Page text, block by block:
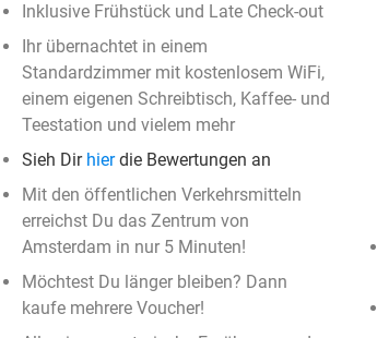
Inklusive Frühstück und Late Check-out
Ihr übernachtet in einem
Standardzimmer mit kostenlosem WiFi,
einem eigenen Schreibtisch, Kaffee- und
Teestation und vielem mehr
Sieh Dir hierdie Bewertungen an
Mit den öffentlichen Verkehrsmitteln
erreichst Du das Zentrum von
Amsterdam in nur 5 Minuten!
Möchtest Du länger bleiben? Dann
kaufe mehrere Voucher!